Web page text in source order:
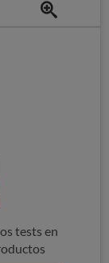
tests en